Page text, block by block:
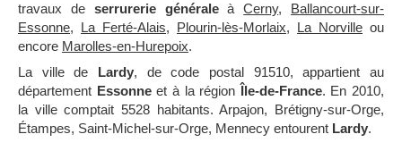
travaux de serrurerie généraleàCerny, Ballancourt-sur-
Essonne, La Ferté-Alais, Plourin-lès-Morlaix, La Norville ou
encore Marolles-en-Hurepoix.
La ville de Lardy, de code postal 91510, appartient au
département Essonneet à la région Île-de-France. En 2010,
la ville comptait 5528 habitants. Arpajon, Brétigny-sur-Orge,
Étampes, Saint-Michel-sur-Orge, Mennecy entourent Lardy.